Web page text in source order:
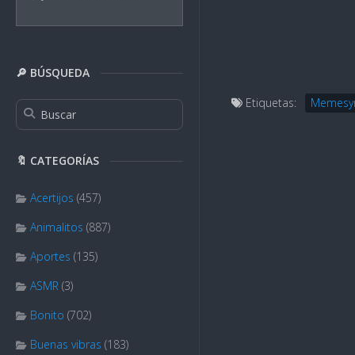
🔎 BÚSQUEDA
🔖 CATEGORÍAS
Acertijos (457)
Animalitos (887)
Aportes (135)
ASMR (3)
Bonito (702)
Buenas vibras (183)
Etiquetas: